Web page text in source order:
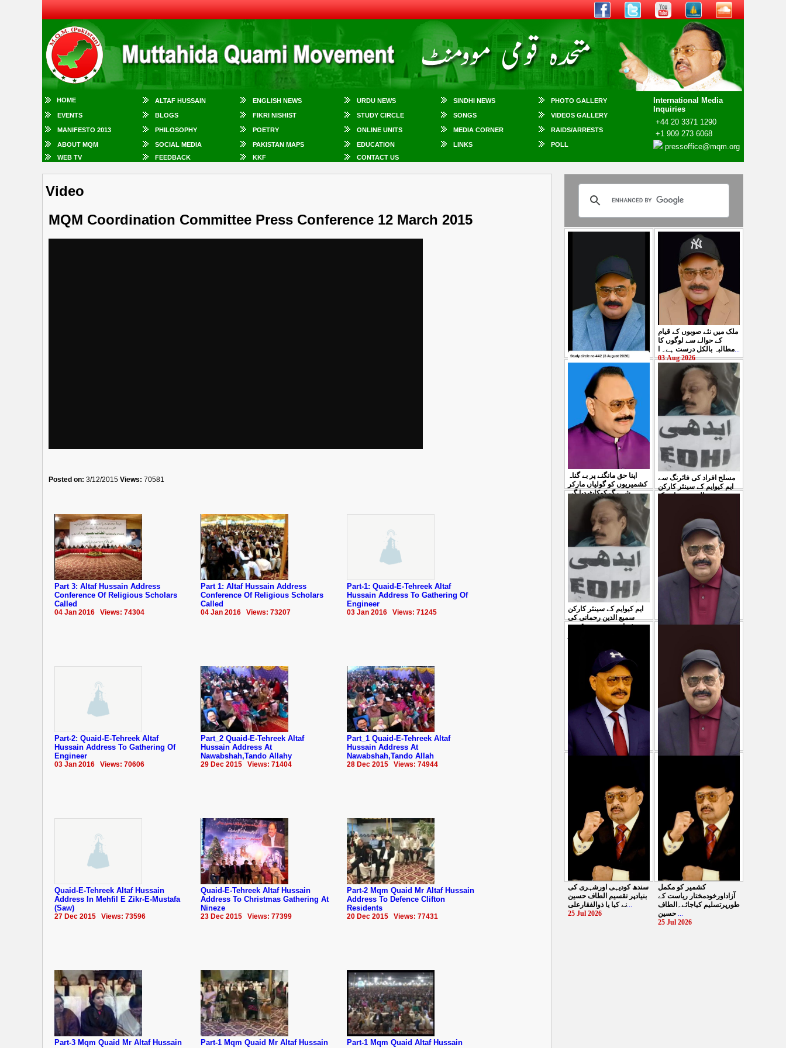
HOME ALTAF HUSSAIN ENGLISH NEWS URDU NEWS SINDHI NEWS PHOTO GALLERY
International Media
Inquiries
+44 20 3371 1290
+1 909 273 6068
pressoffice@mqm.org
EVENTS BLOGS FIKRI NISHIST STUDY CIRCLE SONGS VIDEOS GALLERY
MANIFESTO 2013 PHILOSOPHY POETRY ONLINE UNITS MEDIA CORNER RAIDS/ARRESTS
ABOUT MQM SOCIAL MEDIA PAKISTAN MAPS EDUCATION LINKS
POLL
WEB TV
FEEDBACK KKF CONTACT US
Video
MQM Coordination Committee Press Conference 12 March 2015
Posted on: 3/12/2015 Views: 70581
Part 3: Altaf Hussain Address
Conference Of Religious Scholars
Called
04 Jan 2016 Views: 74304
Part 1: Altaf Hussain Address
Conference Of Religious Scholars
Called
04 Jan 2016 Views: 73207
Part-1: Quaid-E-Tehreek Altaf
Hussain Address To Gathering Of
Engineer
03 Jan 2016 Views: 71245
Part-2: Quaid-E-Tehreek Altaf
Hussain Address To Gathering Of
Engineer
03 Jan 2016 Views: 70606
Part_2 Quaid-E-Tehreek Altaf
Hussain Address At
Nawabshah,Tando Allahy
29 Dec 2015 Views: 71404
Part_1 Quaid-E-Tehreek Altaf
Hussain Address At
Nawabshah,Tando Allah
28 Dec 2015 Views: 74944
Quaid-E-Tehreek Altaf Hussain
Address In Mehfil E Zikr-E-Mustafa
(Saw)
27 Dec 2015 Views: 73596
Quaid-E-Tehreek Altaf Hussain
Address To Christmas Gathering At
Nineze
23 Dec 2015 Views: 77399
Part-2 Mqm Quaid Mr Altaf Hussain
Address To Defence Clifton
Residents
20 Dec 2015 Views: 77431
Part-3 Mqm Quaid Mr Altaf Hussain
Part-1 Mqm Quaid Mr Altaf Hussain
Part-1 Mqm Quaid Altaf Hussain
کشمیرکا کونہ کونہ لہو
لہو ہے لیکن حکومت کواس
کی کوئی پرواہ نہیں ہے
04 Aug 2026
ملک میں نئے صوبوں کے قیام
کے حوالے سے لوگوں کا
مطالبہ بالکل درست ہے۔ ا...
03 Aug 2026
اپنا حق مانگنے پر بے گناہ
کشمیریوں کو گولیاں مارکر
شہ رگ کوکاٹ دیا گی...
31 Jul 2026
مسلح افراد کی فائرنگ سے
ایم کیوایم کے سینئر کارکن
سمیع الدین رحمانی ک...
ایم کیوایم کے سینئر کارکن
سمیع الدین رحمانی کی
شہادت پر متحدہ قومی
سے ہولی کھیلنابند کی جائے،
الطاف حسین...
29 Jul 2026
کیایامہاجروں پر ظلم
سندھ کودیہی اورشہری کی
بنیادپر تقسیم الطاف حسین
نے کیا یا ذوالفقارعلی...
25 Jul 2026
کشمیر کو مکمل
آزاداورخودمختار ریاست کے
طورپرتسلیم کیاجائے۔الطاف
...
25 Jul 2026